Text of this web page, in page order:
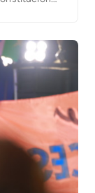
com […]